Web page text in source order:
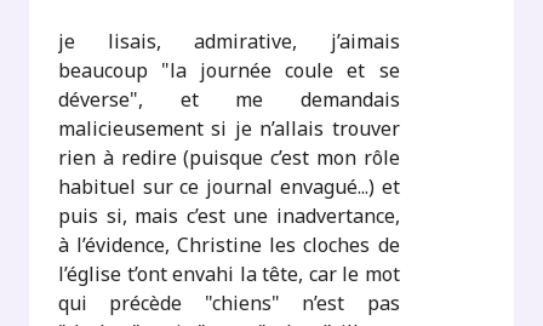
je lisais, admirative, j’aimais
beaucoup "la journée coule et se
déverse", et me demandais
malicieusement si je n’allais trouver
rien à redire (puisque c’est mon rôle
habituel sur ce journal envagué...) et
puis si, mais c’est une inadvertance,
à l’évidence, Christine les cloches de
l’église t’ont envahi la tête, car le mot
qui précède "chiens" n’est pas